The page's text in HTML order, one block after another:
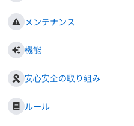
メンテナンス
機能
安心安全の取り組み
ルール